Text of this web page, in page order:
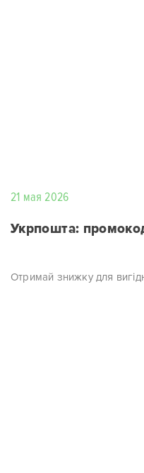
21 мая 2026
Укрпошта:
Отримай знижку для